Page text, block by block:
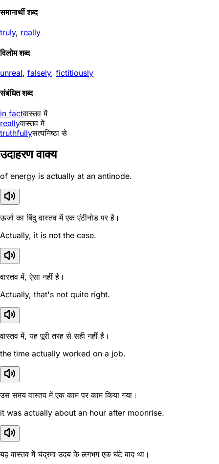
समानार्थी शब्द
truly, really
विलोम शब्द
unreal, falsely, fictitiously
संबंधित शब्द
in factवास्तव में
reallyवास्तव में
truthfullyसत्यनिष्ठा से
उदाहरण वाक्य
of energy is actually at an antinode.
ऊर्जा का बिंदु वास्तव में एक एंटीनोड पर है।
Actually, it is not the case.
वास्तव में, ऐसा नहीं है।
Actually, that's not quite right.
वास्तव में, यह पूरी तरह से सही नहीं है।
the time actually worked on a job.
उस समय वास्तव में एक काम पर काम किया गया।
it was actually about an hour after moonrise.
यह वास्तव में चंद्रमा उदय के लगभग एक घंटे बाद था।